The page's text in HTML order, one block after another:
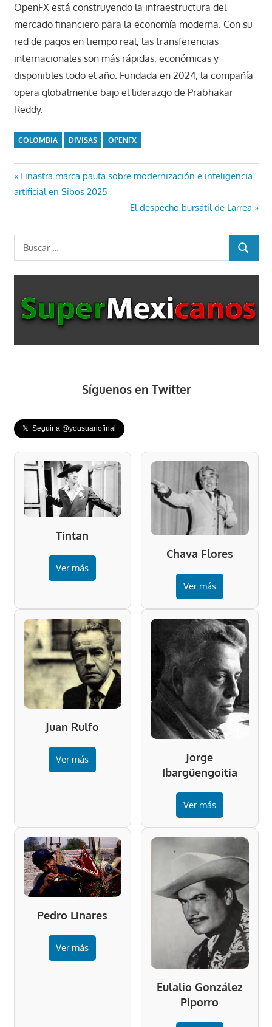
OpenFX está construyendo la infraestructura del
mercado financiero para la economía moderna. Con su
red de pagos en tiempo real, las transferencias
internacionales son más rápidas, económicas y
disponibles todo el año. Fundada en 2024, la compañía
opera globalmente bajo el liderazgo de Prabhakar
Reddy.
COLOMBIA DIVISAS OPENFX
Navegación
entradas
Entrada
anterior:
Finastra marca pauta sobre modernización e inteligencia
artificial en Sibos 2025
Entrada
siguiente:
El despecho bursátil de Larrea
Buscar:
BUSCAR
Síguenos en Twitter
𝕏 Seguir a @yousuariofinal
Tintan
Ver más
Chava Flores
Ver más
Juan Rulfo
Ver más
Jorge
Ibargüengoitia
Ver más
Pedro Linares
Ver más
Eulalio González
Piporro